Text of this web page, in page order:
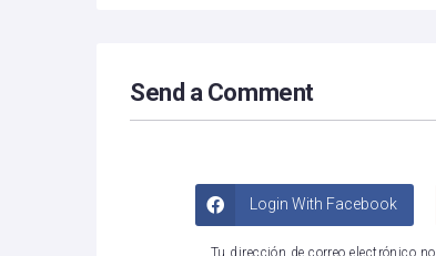
Send a Comment
Login With Facebook
Tu dirección de correo electrónico